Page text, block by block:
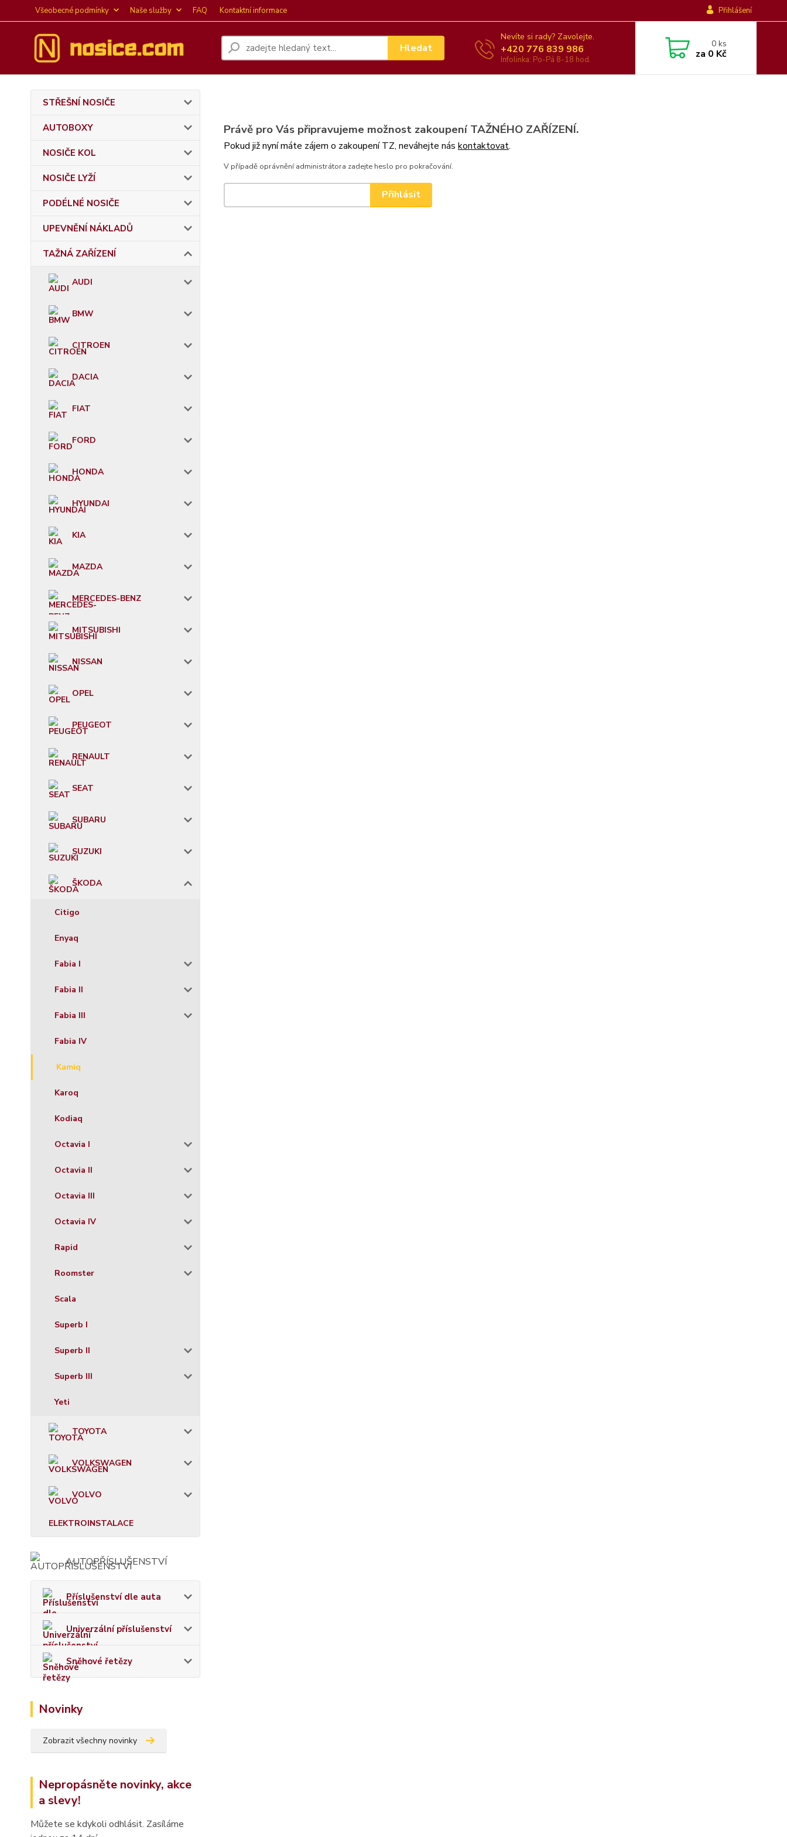
Všeobecné podmínky Naše služby FAQ Kontaktní informace Přihlášení
Hledat
Nevíte si rady? Zavolejte.
+420 776 839 986
Infolinka: Po-Pá 8-18 hod.
0ks
za 0 Kč
STŘEŠNÍ NOSIČE
AUTOBOXY
NOSIČE KOL
NOSIČE LYŽÍ
PODÉLNÉ NOSIČE
UPEVNĚNÍ NÁKLADŮ
TAŽNÁ ZAŘÍZENÍ
AUDI
BMW
CITROEN
DACIA
FIAT
FORD
HONDA
HYUNDAI
KIA
MAZDA
MERCEDES-BENZ
MITSUBISHI
NISSAN
OPEL
PEUGEOT
RENAULT
SEAT
SUBARU
SUZUKI
ŠKODA
Citigo
Enyaq
Fabia I
Fabia II
Fabia III
Fabia IV
Kamiq
Karoq
Kodiaq
Octavia I
Octavia II
Octavia III
Octavia IV
Rapid
Roomster
Scala
Superb I
Superb II
Superb III
Yeti
TOYOTA
VOLKSWAGEN
VOLVO
ELEKTROINSTALACE
AUTOPŘÍSLUŠENSTVÍ
Příslušenství dle auta
Univerzální příslušenství
Sněhové řetězy
Novinky
Zobrazit všechny novinky
Nepropásněte novinky, akce
a slevy!
Můžete se kdykoli odhlásit. Zasíláme
Právě pro Vás připravujeme možnost zakoupení TAŽNÉHO ZAŘÍZENÍ.
Pokud již nyní máte zájem o zakoupení TZ, neváhejte nás kontaktovat.
V případě oprávnění administrátora zadejte heslo pro pokračování.